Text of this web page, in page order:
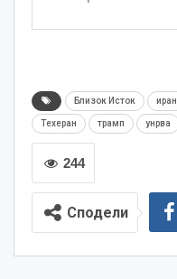
Близок Исток иран
Техеран трамп унрва
244
Сподели